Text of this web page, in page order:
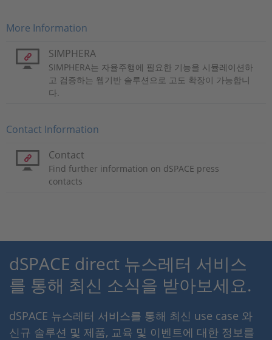
More Information
SIMPHERA
SIMPHERA는 자율주행에 필요한 기능을 시뮬레이션하
고 검증하는 웹기반 솔루션으로 고도 확장이 가능합니
다.
Contact Information
Contact
Find further information on dSPACE press
contacts
dSPACE direct 뉴스레터 서비스
를 통해 최신 소식을 받아보세요.
dSPACE 뉴스레터 서비스를 통해 최신 use case 와
신규 솔루션 및 제품, 교육 및 이벤트에 대한 정보를